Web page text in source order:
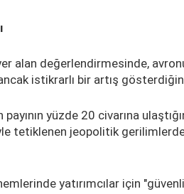
alan değerlendirmesinde,
istikrarlı bir artış
yüzde 20 civarına
tetiklenen jeopolitik
yatırımcılar için